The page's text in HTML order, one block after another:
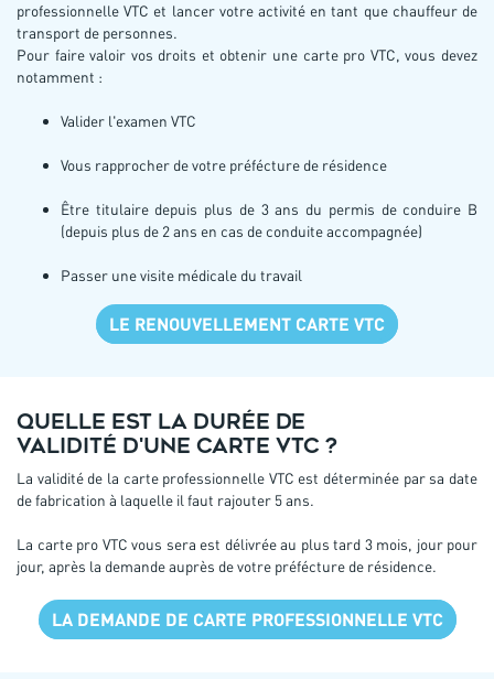
professionnelle VTC et lancer votre activité en tant que chauffeur de
transport de personnes.
Pour faire valoir vos droits et obtenir une carte pro VTC, vous devez
notamment :
Valider l'examen VTC
Vous rapprocher de votre préfécture de résidence
Être titulaire depuis plus de 3 ans du permis de conduire B
(depuis plus de 2 ans en cas de conduite accompagnée)
Passer une visite médicale du travail
LE RENOUVELLEMENT CARTE VTC
Quelle est la durée de
validité d'une carte VTC ?
La validité de la carte professionnelle VTC est déterminée par sa date
de fabrication à laquelle il faut rajouter 5 ans.
La carte pro VTC vous sera est délivrée au plus tard 3 mois, jour pour
jour, après la demande auprès de votre préfécture de résidence.
LA DEMANDE DE CARTE PROFESSIONNELLE VTC